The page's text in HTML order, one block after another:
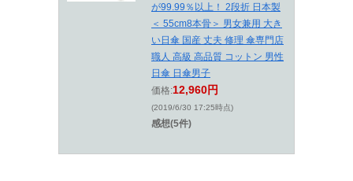
が99.99％以上！ 2段折 日本製
＜ 55cm8本骨＞ 男女兼用 大き
い日傘 国産 丈夫 修理 傘専門店
職人 高級 高品質 コットン 男性
日傘 日傘男子
価格:12,960円
(2019/6/30 17:25時点)
感想(5件)